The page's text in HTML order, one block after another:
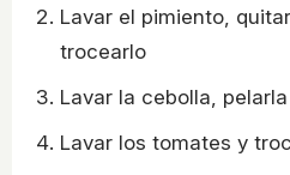
Lavar el pimiento,
trocearlo
Lavar la cebolla,
Lavar los tomates y